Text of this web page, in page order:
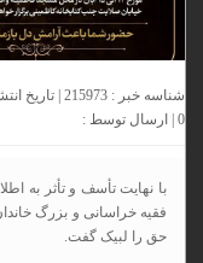
شناسه خبر : 215973 | تاریخ انتشار : 07 Aban 1404 - 22:44 | 4180 بازدید | تعداد دیدگاه :
| ارسال توسط :
با نهایت تأسف و تأثر به
فقیه خراسانی و بزرگ
حق را لبیک گفت.